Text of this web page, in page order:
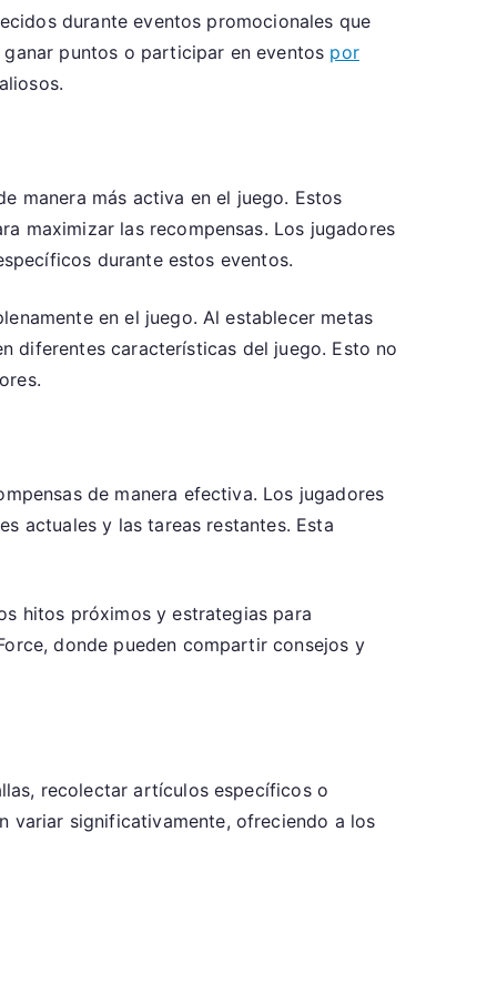
durante eventos promocionales que
puntos o participar en eventos por
manera más activa en el juego. Estos
maximizar las recompensas. Los jugadores
durante estos eventos.
en el juego. Al establecer metas
diferentes características del juego. Esto no
de manera efectiva. Los jugadores
actuales y las tareas restantes. Esta
hitos próximos y estrategias para
donde pueden compartir consejos y
recolectar artículos específicos o
variar significativamente, ofreciendo a los